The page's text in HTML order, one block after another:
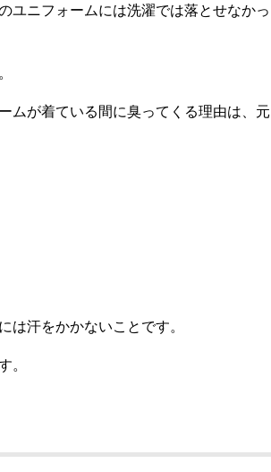
ユニフォームには洗濯では落とせなかっ
ムが着ている間に臭ってくる理由は、元
は汗をかかないことです。
。